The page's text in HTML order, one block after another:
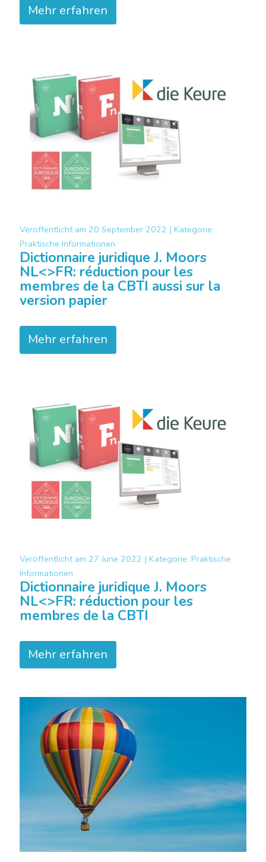
Mehr erfahren
Veröffentlicht am 20 September 2022 | Kategorie:
Praktische Informationen
Dictionnaire juridique J. Moors
NL<>FR: réduction pour les
membres de la CBTI aussi sur la
version papier
Mehr erfahren
Veröffentlicht am 27 June 2022 | Kategorie: Praktische
Informationen
Dictionnaire juridique J. Moors
NL<>FR: réduction pour les
membres de la CBTI
Mehr erfahren